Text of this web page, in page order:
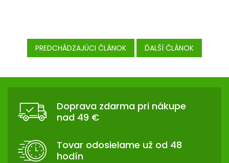
PREDCHÁDZAJÚCI ČLÁNOK ĎALŠÍ ČLÁNOK
Z
Doprava zdarma pri nákupe
nad 49 €
Tovar odosielame už od 48
hodín